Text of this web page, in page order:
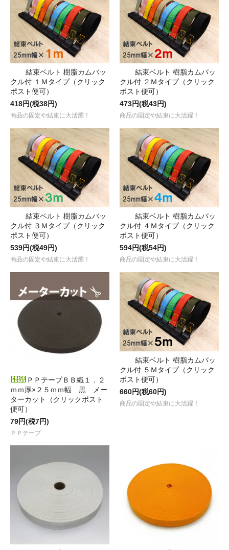
結束ベルト 樹脂カムバッ
クル付 １Ｍタイプ（クリック
ポスト便可）
418円(税38円)
商品の固定や結束に大活躍！
結束ベルト 樹脂カムバッ
クル付 ２Ｍタイプ（クリック
ポスト便可）
473円(税43円)
商品の固定や結束に大活躍！
結束ベルト 樹脂カムバッ
クル付 ３Ｍタイプ（クリック
ポスト便可）
539円(税49円)
商品の固定や結束に大活躍！
結束ベルト 樹脂カムバッ
クル付 ４Ｍタイプ（クリック
ポスト便可）
594円(税54円)
商品の固定や結束に大活躍！
ＰＰテープＢＢ織１．２
ｍｍ厚×２５ｍｍ幅 黒 メー
ターカット（クリックポスト
便可）
79円(税7円)
ＰＰテープ
結束ベルト 樹脂カムバッ
クル付 ５Ｍタイプ（クリック
ポスト便可）
660円(税60円)
商品の固定や結束に大活躍！